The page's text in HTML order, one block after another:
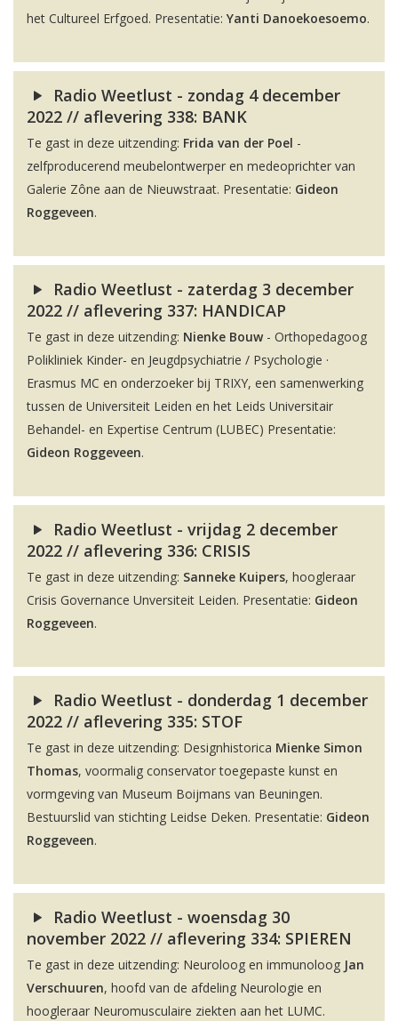
het Cultureel Erfgoed. Presentatie: Yanti Danoekoesoemo.
Radio Weetlust - zondag 4 december
2022 // aflevering 338: BANK
Te gast in deze uitzending: Frida van der Poel -
zelfproducerend meubelontwerper en medeoprichter van
Galerie Zône aan de Nieuwstraat. Presentatie: Gideon
Roggeveen.
Radio Weetlust - zaterdag 3 december
2022 // aflevering 337: HANDICAP
Te gast in deze uitzending: Nienke Bouw- Orthopedagoog
Polikliniek Kinder- en Jeugdpsychiatrie / Psychologie ·
Erasmus MC en onderzoeker bij TRIXY, een samenwerking
tussen de Universiteit Leiden en het Leids Universitair
Behandel- en Expertise Centrum (LUBEC) Presentatie:
Gideon Roggeveen.
Radio Weetlust - vrijdag 2 december
2022 // aflevering 336: CRISIS
Te gast in deze uitzending: Sanneke Kuipers, hoogleraar
Crisis Governance Unversiteit Leiden. Presentatie: Gideon
Roggeveen.
Radio Weetlust - donderdag 1 december
2022 // aflevering 335: STOF
Te gast in deze uitzending: Designhistorica Mienke Simon
Thomas, voormalig conservator toegepaste kunst en
vormgeving van Museum Boijmans van Beuningen.
Bestuurslid van stichting Leidse Deken. Presentatie: Gideon
Roggeveen.
Radio Weetlust - woensdag 30
november 2022 // aflevering 334: SPIEREN
Te gast in deze uitzending: Neuroloog en immunoloog Jan
Verschuuren, hoofd van de afdeling Neurologie en
hoogleraar Neuromusculaire ziekten aan het LUMC.